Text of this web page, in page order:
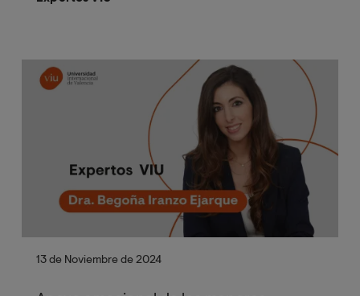
13 de Noviembre de 2024